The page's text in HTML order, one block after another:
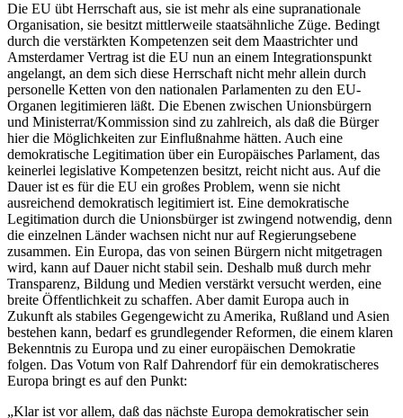
Die EU übt Herrschaft aus, sie ist mehr als eine supranationale
Organisation, sie besitzt mittlerweile staatsähnliche Züge. Bedingt
durch die verstärkten Kompetenzen seit dem Maastrichter und
Amsterdamer Vertrag ist die EU nun an einem Integrationspunkt
angelangt, an dem sich diese Herrschaft nicht mehr allein durch
personelle Ketten von den nationalen Parlamenten zu den EU-
Organen legitimieren läßt. Die Ebenen zwischen Unionsbürgern
und Ministerrat/Kommission sind zu zahlreich, als daß die Bürger
hier die Möglichkeiten zur Einflußnahme hätten. Auch eine
demokratische Legitimation über ein Europäisches Parlament, das
keinerlei legislative Kompetenzen besitzt, reicht nicht aus. Auf die
Dauer ist es für die EU ein großes Problem, wenn sie nicht
ausreichend demokratisch legitimiert ist. Eine demokratische
Legitimation durch die Unionsbürger ist zwingend notwendig, denn
die einzelnen Länder wachsen nicht nur auf Regierungsebene
zusammen. Ein Europa, das von seinen Bürgern nicht mitgetragen
wird, kann auf Dauer nicht stabil sein. Deshalb muß durch mehr
Transparenz, Bildung und Medien verstärkt versucht werden, eine
breite Öffentlichkeit zu schaffen. Aber damit Europa auch in
Zukunft als stabiles Gegengewicht zu Amerika, Rußland und Asien
bestehen kann, bedarf es grundlegender Reformen, die einem klaren
Bekenntnis zu Europa und zu einer europäischen Demokratie
folgen. Das Votum von Ralf Dahrendorf für ein demokratischeres
Europa bringt es auf den Punkt:
„Klar ist vor allem, daß das nächste Europa demokratischer sein